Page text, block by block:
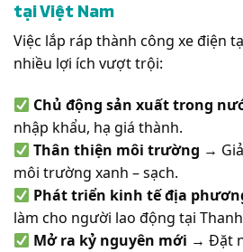
tại Việt Nam
Việc lắp ráp thành công xe điện
nhiều lợi ích vượt trội:
Chủ động sản xuất trong
nhập khẩu, hạ giá thành.
Thân thiện môi trường →
môi trường xanh – sạch.
Phát triển kinh tế địa
làm cho người lao động tại
Mở ra kỷ nguyên mới → Đặt